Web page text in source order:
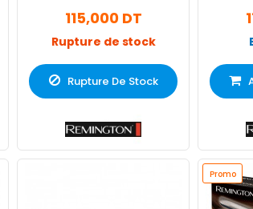
115,000 DT
Rupture de stock
Rupture De Stock
Promo